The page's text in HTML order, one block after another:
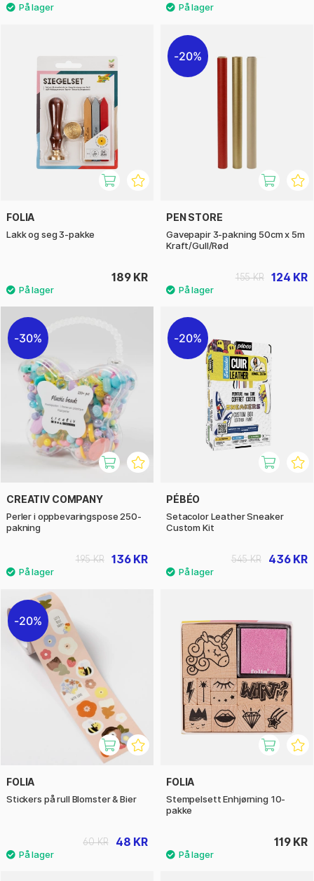
FOLIA
Lakk og seg 3-pakke
189 KR
20%
PEN STORE
Gavepapir 3-pakning 50cm x 5m
Kraft/Gull/Rød
124 KR
155 KR
30%
CREATIV COMPANY
Perler i oppbevaringspose 250-
pakning
136 KR
195 KR
20%
PÉBÉO
Setacolor Leather Sneaker
Custom Kit
436 KR
545 KR
20%
FOLIA
Stickers på rull Blomster & Bier
48 KR
60 KR
FOLIA
Stempelsett Enhjørning 10-
pakke
119 KR